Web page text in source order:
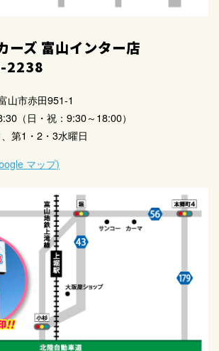
ーズ 富山インター店
2238
山市赤田951-1
（日・祝：9:30～18:00）
第1・2・3水曜日
マップ)